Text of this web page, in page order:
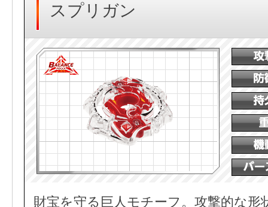
スプリガン
財宝を守る巨人モチーフ。攻撃的な形